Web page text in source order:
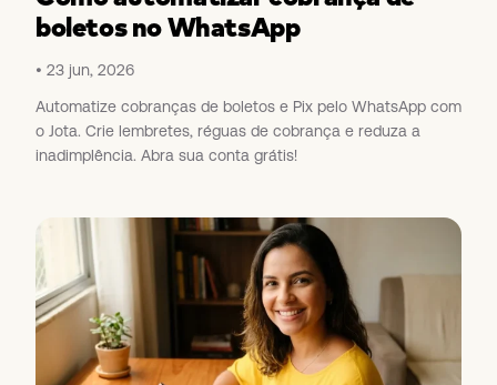
boletos no WhatsApp
23 jun, 2026
Automatize cobranças de boletos e Pix pelo WhatsApp com
o Jota. Crie lembretes, réguas de cobrança e reduza a
inadimplência. Abra sua conta grátis!